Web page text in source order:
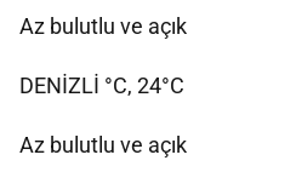
Az bulutlu ve açık
DENİZLİ °C, 24°C
Az bulutlu ve açık